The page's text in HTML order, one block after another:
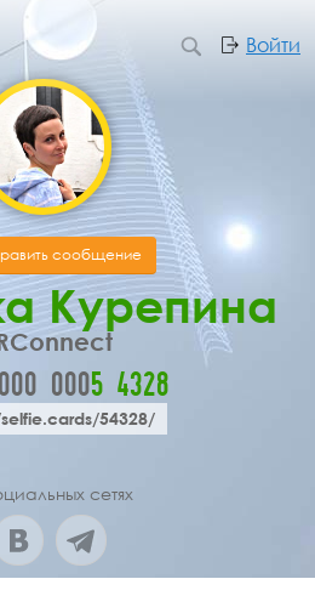
Войти
сообщение
Курепина
0005 4328
54328/
сетях